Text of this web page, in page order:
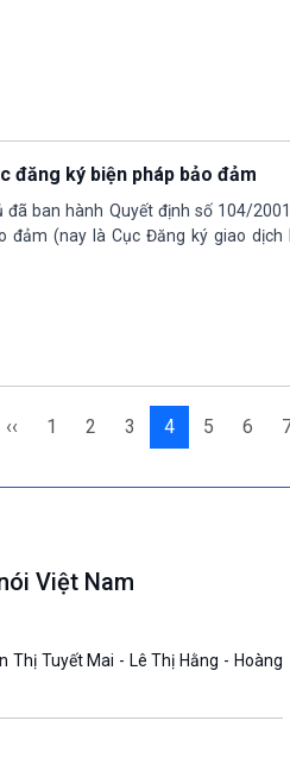
đăng ký biện pháp bảo đảm
ban hành Quyết định số 104/
đảm (nay là Cục Đăng ký giao dịch
‹‹ 1 2 3 4 5 6
Việt Nam
Thị Tuyết Mai - Lê Thị Hằng - Hoàng